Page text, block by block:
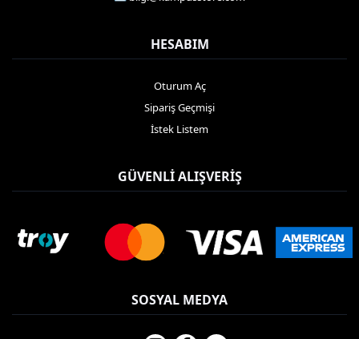
HESABIM
Oturum Aç
Sipariş Geçmişi
İstek Listem
GÜVENLI ALIŞVERIŞ
SOSYAL MEDYA